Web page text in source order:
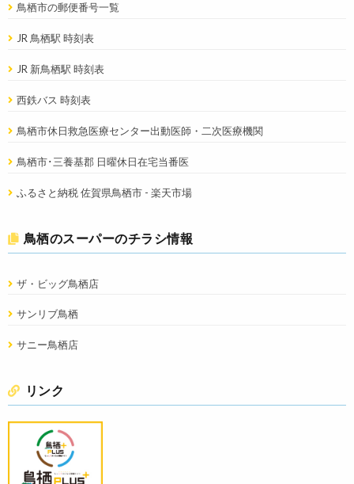
鳥栖市の郵便番号一覧
JR 鳥栖駅 時刻表
JR 新鳥栖駅 時刻表
西鉄バス 時刻表
鳥栖市休日救急医療センター出動医師・二次医療機関
鳥栖市･三養基郡 日曜休日在宅当番医
ふるさと納税 佐賀県鳥栖市 - 楽天市場
鳥栖のスーパーのチラシ情報
ザ・ビッグ鳥栖店
サンリブ鳥栖
サニー鳥栖店
リンク